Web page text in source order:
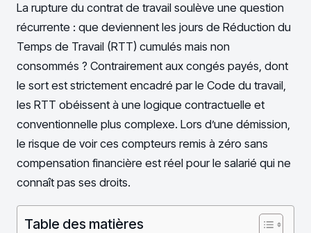
La rupture du contrat de travail soulève une question
récurrente : que deviennent les jours de Réduction du
Temps de Travail (RTT) cumulés mais non
consommés ? Contrairement aux congés payés, dont
le sort est strictement encadré par le Code du travail,
les RTT obéissent à une logique contractuelle et
conventionnelle plus complexe. Lors d’une démission,
le risque de voir ces compteurs remis à zéro sans
compensation financière est réel pour le salarié qui ne
connaît pas ses droits.
Table des matières